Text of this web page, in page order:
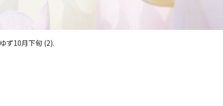
ゆず10月下旬 (2).